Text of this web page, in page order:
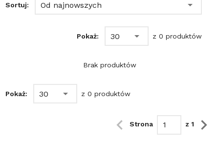
Sortuj: Od najnowszych
Pokaż: 30 z 0 produktów
Brak produktów
Pokaż: 30 z 0 produktów
Strona z 1